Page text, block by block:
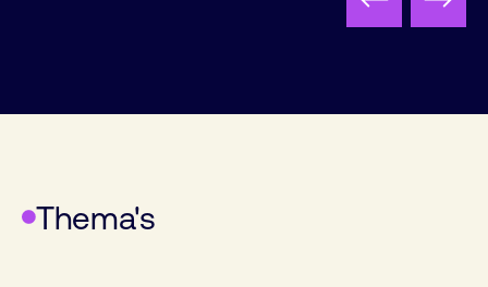
Thema's
Digitalisering